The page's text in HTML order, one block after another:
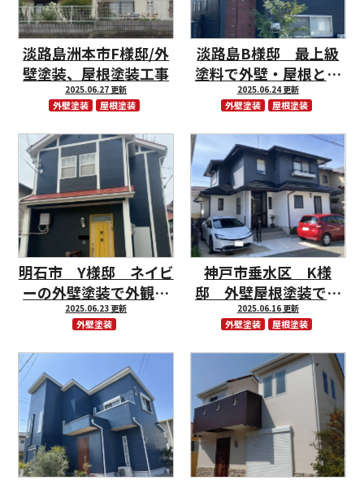
淡路島洲本市F様邸/外
壁塗装、屋根塗装工事
2025.06.27 更新
外壁塗装 屋根塗装
淡路島B様邸 最上級
塗料で外壁・屋根とも
に耐久性抜群のお家に
仕上がりました！
2025.06.24 更新
外壁塗装 屋根塗装
明石市 Y様邸 ネイビ
ーの外壁塗装で外観一
新しました♪
2025.06.23 更新
外壁塗装
神戸市垂水区 K様
邸 外壁屋根塗装で外
観一新しました♪
2025.06.16 更新
外壁塗装 屋根塗装